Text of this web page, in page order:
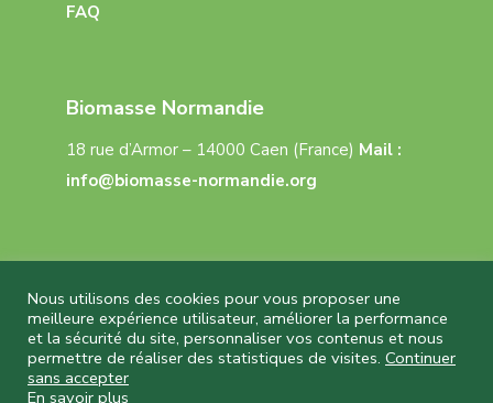
FAQ
Biomasse Normandie
18 rue d’Armor – 14000 Caen (France) Mail :
info@biomasse-normandie.org
Biomasse Normandie © 2026 Tous droits réservés
– RéalisationCapture Communication –
Mentions légales
Nous utilisons des cookies pour vous proposer une
meilleure expérience utilisateur, améliorer la performance
et la sécurité du site, personnaliser vos contenus et nous
permettre de réaliser des statistiques de visites. Continuer
sans accepter
En savoir plus